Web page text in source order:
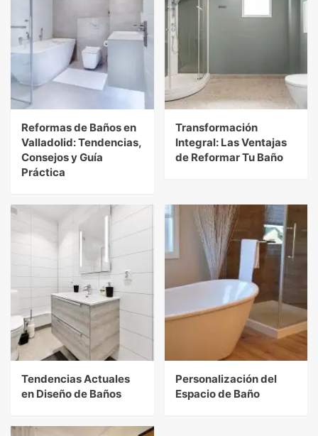
Reformas de Baños en
Valladolid: Tendencias,
Consejos y Guía
Práctica
Transformación
Integral: Las Ventajas
de Reformar Tu Baño
Tendencias Actuales
en Diseño de Baños
Personalización del
Espacio de Baño